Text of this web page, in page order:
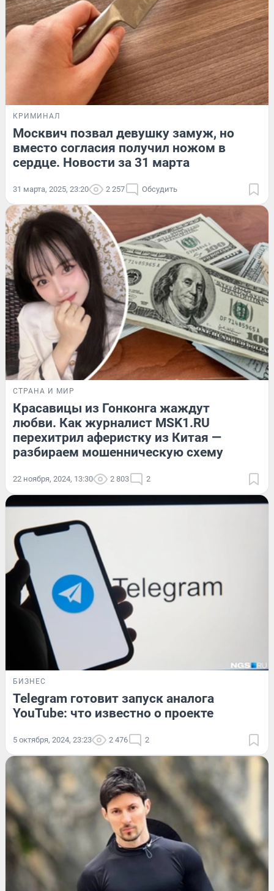
КРИМИНАЛ
Москвич позвал девушку замуж, но
вместо согласия получил ножом в
сердце. Новости за 31 марта
31 марта, 2025, 23:20 2 257 Обсудить
СТРАНА И МИР
Красавицы из Гонконга жаждут
любви. Как журналист MSK1.RU
перехитрил аферистку из Китая —
разбираем мошенническую схему
22 ноября, 2024, 13:30 2 803 2
БИЗНЕС
Telegram готовит запуск аналога
YouTube: что известно о проекте
5 октября, 2024, 23:23 2 476 2